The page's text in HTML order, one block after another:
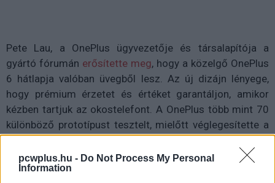
pcwplus.hu - Do Not Process My Personal
Information
Pete Lau, a OnePlus ügyvezetője és társalapítója a
gyártó fórumán erősítette meg, hogy a közelgő OnePlus
6 hátlapja valóban üvegből lesz. Az új dizájn lényege,
hogy prémium érzetet és értéket garantáljon, amikor
kézben tartjuk az okostelefont. A OnePlus több mint 70
különböző prototípust tesztelt, mielőtt véglegesítette a
terveket. A szokásos három Nanotech Coating réteg
helyett a OnePlus ötöt használ, aminek köszönhetően
nem csak mélyebb lesz a hátsó panel, de enyhén hajlított